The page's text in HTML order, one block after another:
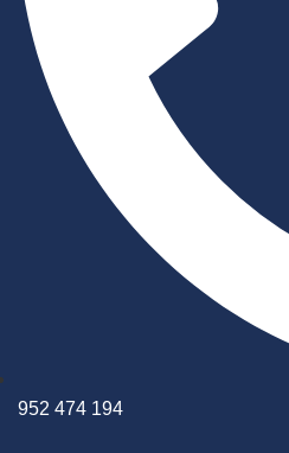
952 474 194